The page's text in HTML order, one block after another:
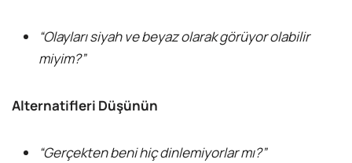
“Olayları siyah ve beyaz olarak görüyor olabilir
miyim?”
Alternatifleri Düşünün
“Gerçekten beni hiç dinlemiyorlar mı?”